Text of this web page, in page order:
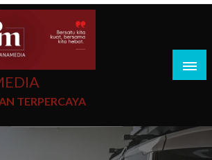
TERPERCAYA